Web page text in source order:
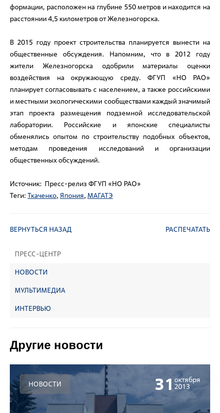
ПРЕСС-ЦЕНТР
НОВОСТИ
МУЛЬТИМЕДИА
ИНТЕРВЬЮ
формации, расположен на глубине 550 метров и находится на
расстоянии 4,5 километров от Железногорска.
В 2015 году проект строительства планируется вынести на
общественные обсуждения. Напомним, что в 2012 году
жители Железногорска одобрили материалы оценки
воздействия на окружающую среду. ФГУП «НО РАО»
планирует согласовывать с населением, а также российскими
и местными экологическими сообществами каждый значимый
этап проекта размещения подземной исследовательской
лаборатории. Российские и японские специалисты
обменялись опытом по строительству подобных объектов,
методам проведения исследований и организации
общественных обсуждений.
Источник: Пресс-релиз ФГУП «НО РАО»
Теги: Ткаченко, Япония, МАГАТЭ
ВЕРНУТЬСЯ НАЗАД РАСПЕЧАТАТЬ
Другие новости
НОВОСТИ 31 октября
2013